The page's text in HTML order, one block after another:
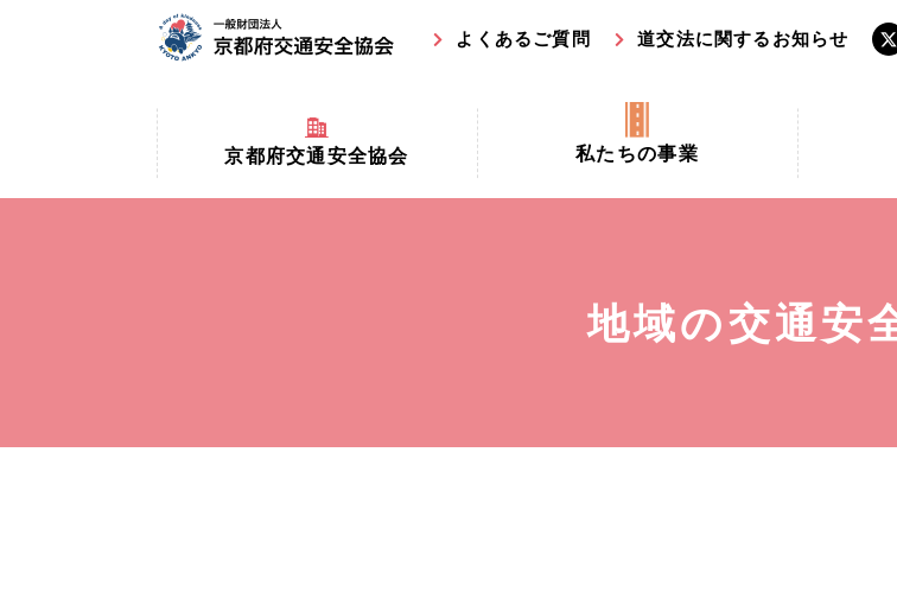
よくあるご質問 道交法に関するお知らせ
京都府交通安全協会
京都府交通安全協会とは？
私たちの事業
京都府交通安全活動推進センター事業
交通安全協力金の活用事業
手続場
講習時
地域の交通安